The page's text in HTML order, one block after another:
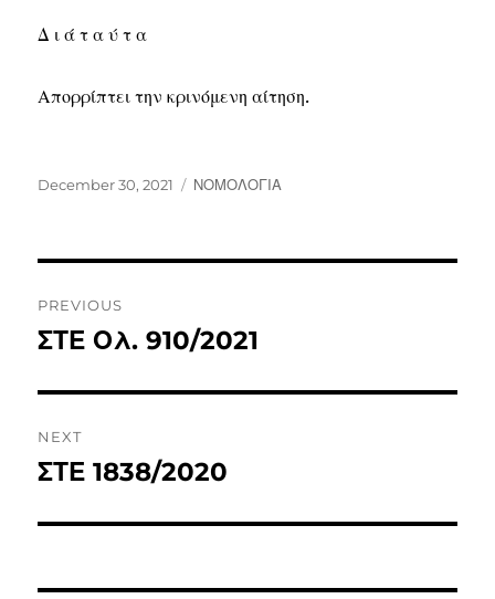
Δ ι ά τ α ύ τ α
Απορρίπτει την κρινόμενη αίτηση.
December 30, 2021 ΝΟΜΟΛΟΓΙΑ
PREVIOUS
ΣΤΕ Ολ. 910/2021
NEXT
ΣΤΕ 1838/2020